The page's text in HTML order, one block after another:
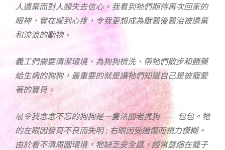
人遺棄而對人類失去信心。我看到牠們期待再次回家的
眼神，實在感到心疼，令我更想成為獸醫後醫治被遺棄
和流浪的動物。
義工們需要清潔環境、為狗狗梳洗、帶牠們散步和餵藥
給生病的狗狗，最重要的就是讓牠們知道自己是被寵愛
著的寶貝。
最令我念念不忘的狗狗是一隻法國老虎狗—— 包包。牠
的左眼因發育不良而失明 ; 右眼因受過傷而視力模糊。
由於看不清周圍環境，牠缺乏安全感，經常瑟縮在籠子